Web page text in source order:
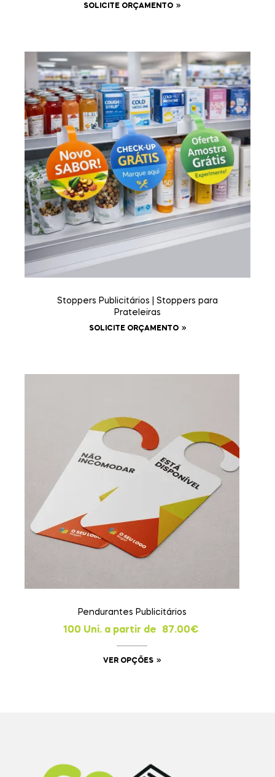
SOLICITE ORÇAMENTO
Stoppers Publicitários | Stoppers para
Prateleiras
SOLICITE ORÇAMENTO
Pendurantes Publicitários
100 Uni. a partir de 87.00€
VER OPÇÕES